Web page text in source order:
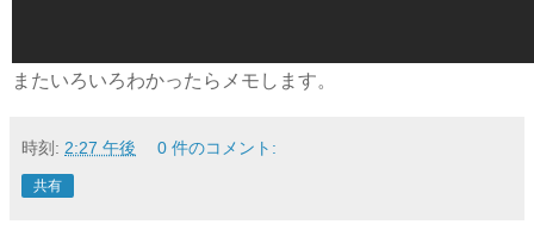
またいろいろわかったらメモします。
時刻: 2:27 午後 0 件のコメント:
共有